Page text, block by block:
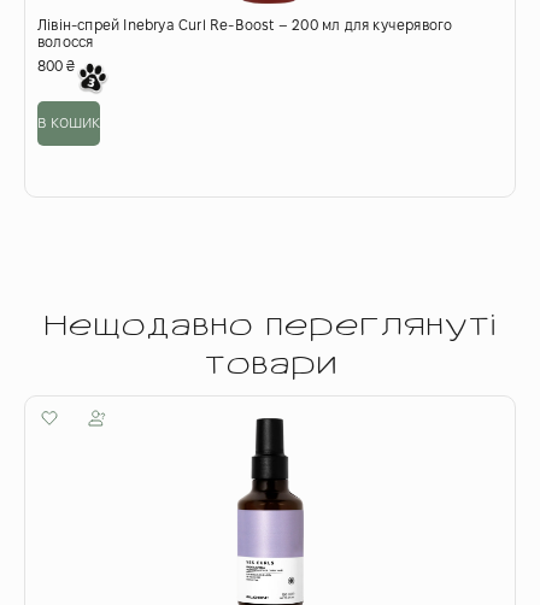
Лівін-спрей Inebrya Curl Re-Boost – 200 мл для кучерявого
волосся
800 ₴
в кошик
Нещодавно переглянуті
товари